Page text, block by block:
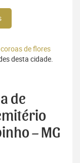
coroas de flores
desta cidade.
de
– MG